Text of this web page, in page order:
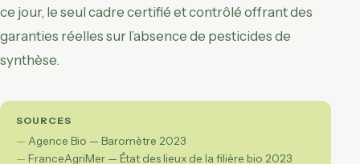
ce jour, le seul cadre certifié et contrôlé offrant des
garanties réelles sur l’absence de pesticides de
synthèse.
SOURCES
Agence Bio — Baromètre 2023
FranceAgriMer — État des lieux de la filière bio 2023